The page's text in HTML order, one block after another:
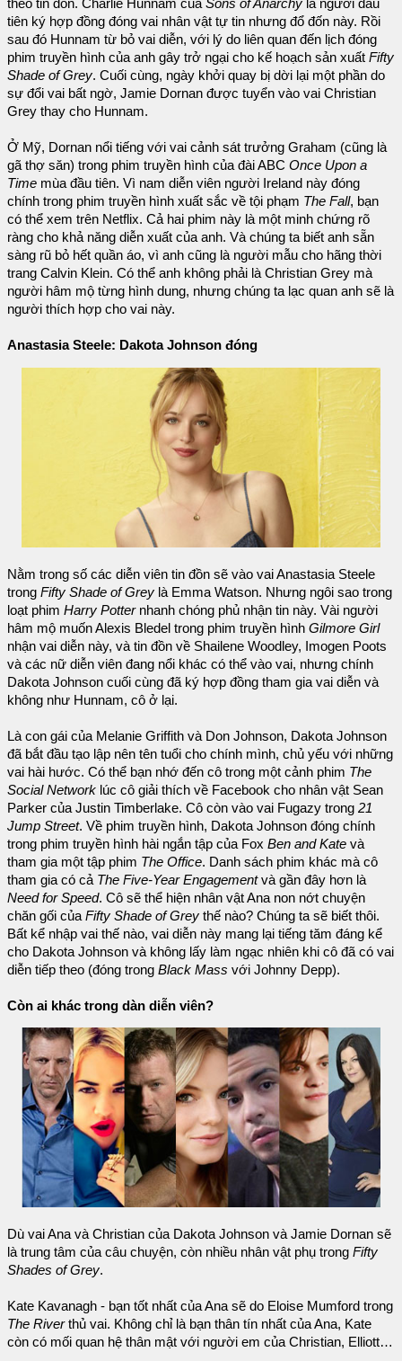
theo tin đồn. Charlie Hunnam củaSons of Anarchy là người đầu
tiên ký hợp đồng đóng vai nhân vật tự tin nhưng đổ đốn này. Rồi
sau đó Hunnam từ bỏ vai diễn, với lý do liên quan đến lịch đóng
phim truyền hình của anh gây trở ngại cho kế hoạch sản xuất Fifty
Shade of Grey. Cuối cùng, ngày khởi quay bị dời lại một phần do
sự đổi vai bất ngờ, Jamie Dornan được tuyển vào vai Christian
Grey thay cho Hunnam.
Ở Mỹ, Dornan nổi tiếng với vai cảnh sát trưởng Graham (cũng là
gã thợ săn) trong phim truyền hình của đài ABC Once Upon a
Time mùa đầu tiên. Vì nam diễn viên người Ireland này đóng
chính trong phim truyền hình xuất sắc về tội phạm The Fall, bạn
có thể xem trên Netflix. Cả hai phim này là một minh chứng rõ
ràng cho khả năng diễn xuất của anh. Và chúng ta biết anh sẵn
sàng rũ bỏ hết quần áo, vì anh cũng là người mẫu cho hãng thời
trang Calvin Klein. Có thể anh không phải là Christian Grey mà
người hâm mộ từng hình dung, nhưng chúng ta lạc quan anh sẽ là
người thích hợp cho vai này.
Anastasia Steele: Dakota Johnson đóng
Nằm trong số các diễn viên tin đồn sẽ vào vai Anastasia Steele
trong Fifty Shade of Grey là Emma Watson. Nhưng ngôi sao trong
loạt phim Harry Potternhanh chóng phủ nhận tin này. Vài người
hâm mộ muốn Alexis Bledel trong phim truyền hình Gilmore Girl
nhận vai diễn này, và tin đồn về Shailene Woodley, Imogen Poots
và các nữ diễn viên đang nổi khác có thể vào vai, nhưng chính
Dakota Johnson cuối cùng đã ký hợp đồng tham gia vai diễn và
không như Hunnam, cô ở lại.
Là con gái của Melanie Griffith và Don Johnson, Dakota Johnson
đã bắt đầu tạo lập nên tên tuổi cho chính mình, chủ yếu với những
vai hài hước. Có thể bạn nhớ đến cô trong một cảnh phim The
Social Network lúc cô giải thích về Facebook cho nhân vật Sean
Parker của Justin Timberlake. Cô còn vào vai Fugazy trong 21
Jump Street. Về phim truyền hình, Dakota Johnson đóng chính
trong phim truyền hình hài ngắn tập của Fox Ben and Kate và
tham gia một tập phim The Office. Danh sách phim khác mà cô
tham gia có cả The Five-Year Engagementvà gần đây hơn là
Need for Speed. Cô sẽ thể hiện nhân vật Ana non nớt chuyện
chăn gối của Fifty Shade of Grey thế nào? Chúng ta sẽ biết thôi.
Bất kể nhập vai thế nào, vai diễn này mang lại tiếng tăm đáng kể
cho Dakota Johnson và không lấy làm ngạc nhiên khi cô đã có vai
diễn tiếp theo (đóng trong Black Mass với Johnny Depp).
Còn ai khác trong dàn diễn viên?
Dù vai Ana và Christian của Dakota Johnson và Jamie Dornan sẽ
là trung tâm của câu chuyện, còn nhiều nhân vật phụ trong Fifty
Shades of Grey.
Kate Kavanagh - bạn tốt nhất của Ana sẽ do Eloise Mumford trong
The Riverthủ vai. Không chỉ là bạn thân tín nhất của Ana, Kate
còn có mối quan hệ thân mật với người em của Christian, Elliott…